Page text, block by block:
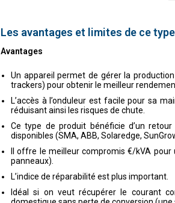
Les avantages et limites de ce type
Avantages
Un appareil permet de gérer la
trackers) pour obtenir le meilleur
L’accès à l’onduleur est facile pour sa
réduisant ainsi les risques de chute.
Ce type de produit bénéficie d’un
disponibles (SMA, ABB, Solaredge,
Il offre le meilleur compromis €/kVA
panneaux).
L’indice de réparabilité est plus important.
Idéal si on veut récupérer le courant